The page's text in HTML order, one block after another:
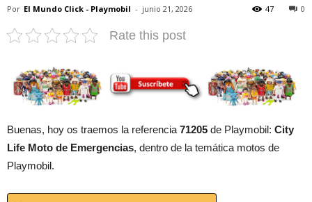
Por El Mundo Click - Playmobil - junio 21, 2026 0
47
Rate this post
Buenas, hoy os traemos la referencia 71205 de Playmobil: City
Life Moto de Emergencias, dentro de la temática motos de
Playmobil.